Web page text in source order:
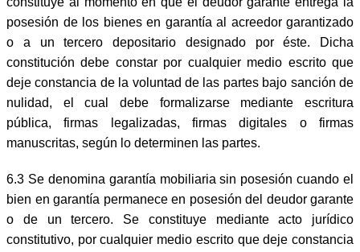
posesión de los bienes en garantía al acreedor garantizado
o a un tercero depositario designado por éste. Dicha
constitución debe constar por cualquier medio escrito que
deje constancia de la voluntad de las partes bajo sanción de
nulidad, el cual debe formalizarse mediante escritura
pública, firmas legalizadas, firmas digitales o firmas
manuscritas, según lo determinen las partes.
6.3 Se denomina garantía mobiliaria sin posesión cuando el
bien en garantía permanece en posesión del deudor garante
o de un tercero. Se constituye mediante acto jurídico
constitutivo, por cualquier medio escrito que deje constancia